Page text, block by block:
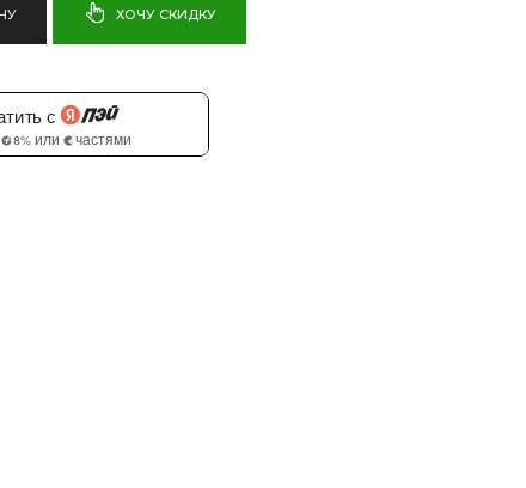
ХОЧУ СКИДКУ